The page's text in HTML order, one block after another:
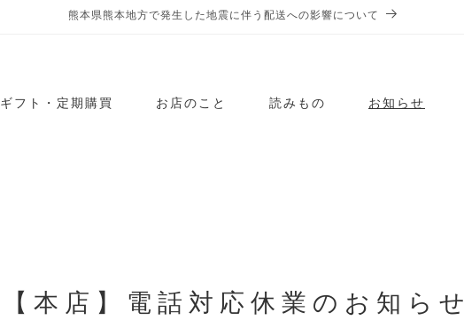
熊本県熊本地方で発生した地震に伴う配送への影響について
ギフト・定期購買 お店のこと 読みもの お知らせ
【本店】電話対応休業のお知らせ